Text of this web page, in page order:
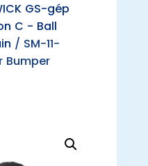
GS-gép
C - Ball
/ SM-11-
Bumper